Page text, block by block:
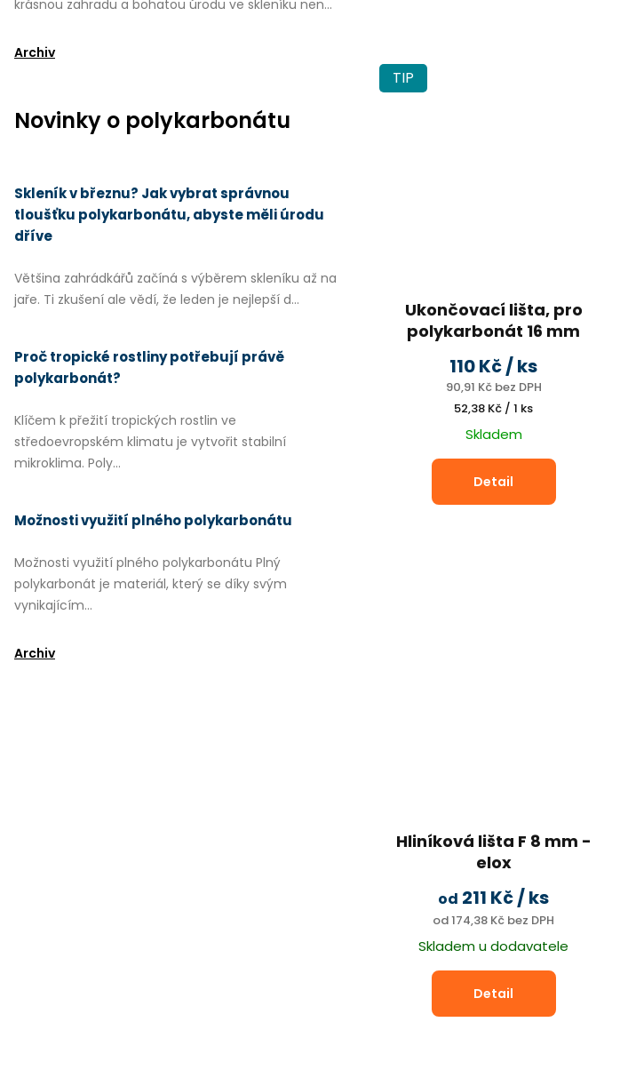
krásnou zahradu a bohatou úrodu ve skleníku nen...
Archiv
Novinky o polykarbonátu
Skleník v březnu? Jak vybrat správnou
tloušťku polykarbonátu, abyste měli úrodu
dříve
Většina zahrádkářů začíná s výběrem skleníku až na
jaře. Ti zkušení ale vědí, že leden je nejlepší d...
Proč tropické rostliny potřebují právě
polykarbonát?
Klíčem k přežití tropických rostlin ve
středoevropském klimatu je vytvořit stabilní
mikroklima. Poly...
Možnosti využití plného polykarbonátu
Možnosti využití plného polykarbonátu Plný
polykarbonát je materiál, který se díky svým
vynikajícím...
Archiv
TIP
Ukončovací lišta, pro
polykarbonát 16 mm
UV ochrana, 2,1m
90,91 Kč bez DPH
110 Kč/ ks
Měrná
cena:
52,38 Kč / 1 ks
Skladem
Detail
Hliníková lišta F 8 mm -
elox
s okapničkou, pro dutinkový
polykarbonát
od 174,38 Kč bez DPH
od 211 Kč/ ks
Skladem u dodavatele
Detail